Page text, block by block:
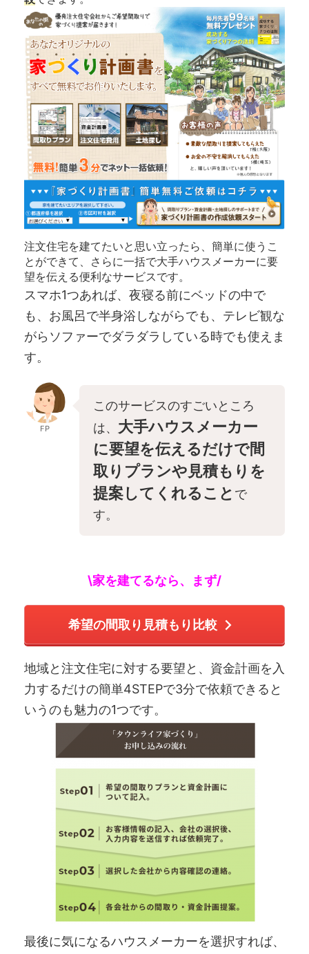
注文住宅を建てたいと思い立ったら、簡単に使うこ
とができて、さらに一括で大手ハウスメーカーに要
望を伝える便利なサービスです。
スマホ1つあれば、夜寝る前にベッドの中で
も、お風呂で半身浴しながらでも、テレビ観な
がらソファーでダラダラしている時でも使えま
す。
FP
このサービスのすごいところ
は、 大手ハウスメーカー
に要望を伝えるだけで間
取りプランや見積もりを
提案してくれること で
す。
\家を建てるなら、まず/
希望の間取り見積もり比較
地域と注文住宅に対する要望と、資金計画を入
力するだけの簡単4STEPで3分で依頼できると
いうのも魅力の1つです。
最後に気になるハウスメーカーを選択すれば、